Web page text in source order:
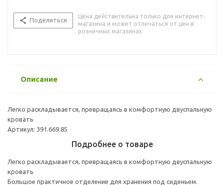
Поделиться
Цена действительна только для интернет-
магазина и может отличаться от цен в
розничных магазинах
Описание
Легко раскладывается, превращаясь в комфортную двуспальную
кровать
Артикул: 391.669.85
Подробнее о товаре
Легко раскладывается, превращаясь в комфортную двуспальную
кровать
Большое практичное отделение для хранения под сиденьем.